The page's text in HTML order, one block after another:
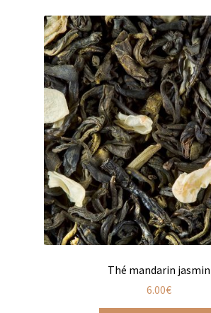
Autour de bébé à broder
Doudous à broder
Sacs et cartables à broder
Epicerie fine
Aide culinaire
Coffrets aide culinaire
Mélanges pour salade
Sauces et marinadesThé mandarin jasmin
6.00€